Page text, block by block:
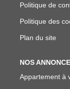
Politique de
Politique des
Plan du site
NOS
Appartement à